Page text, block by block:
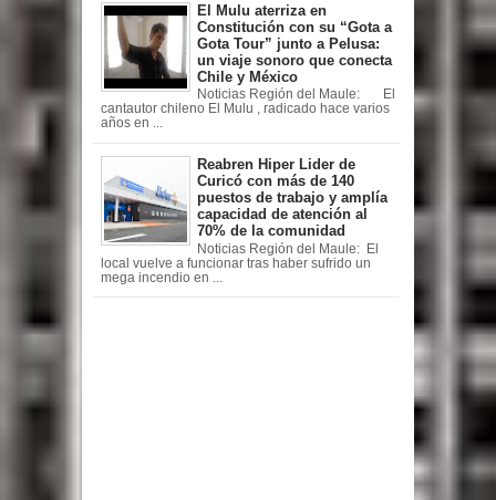
El Mulu aterriza en
Constitución con su “Gota a
Gota Tour” junto a Pelusa:
un viaje sonoro que conecta
Chile y México
Noticias Región del Maule: El
cantautor chileno El Mulu , radicado hace varios
años en ...
Reabren Hiper Lider de
Curicó con más de 140
puestos de trabajo y amplía
capacidad de atención al
70% de la comunidad
Noticias Región del Maule: El
local vuelve a funcionar tras haber sufrido un
mega incendio en ...